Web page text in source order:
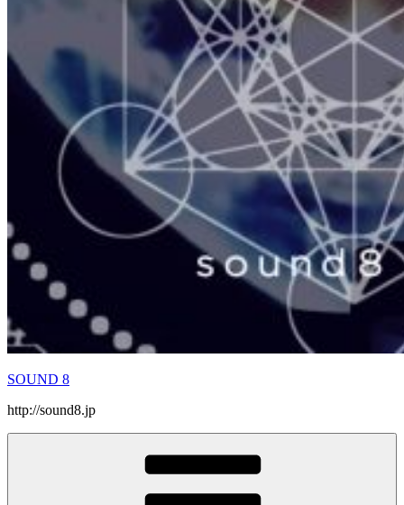
SOUND 8
http://sound8.jp